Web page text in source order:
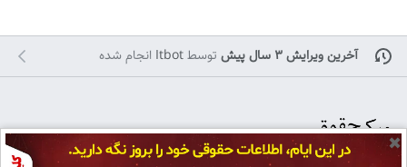
آخرین ویرایش ۳ سال پیش توسطItbot انجام شده
✖